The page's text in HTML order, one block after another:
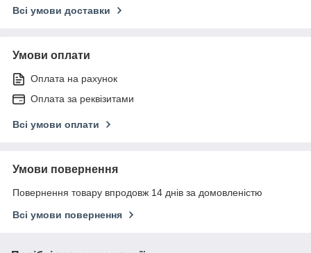
Всі умови доставки
Умови оплати
Оплата на рахунок
Оплата за реквізитами
Всі умови оплати
Умови повернення
Повернення товару впродовж 14 днів за домовленістю
Всі умови повернення